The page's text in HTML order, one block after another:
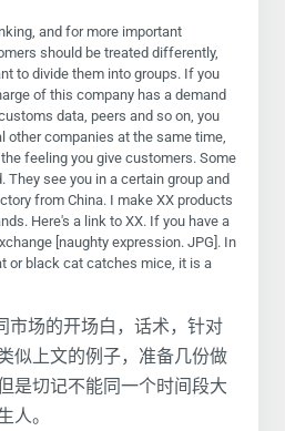
and for more important
should be treated differently,
to divide them into groups. If you
of this company has a demand
data, peers and so on, you
other companies at the same time,
feeling you give customers. Some
They see you in a certain group and
from China. I make XX products
Here's a link to XX. If you have a
[naughty expression. JPG]. In
or black cat catches mice, it is a
市场的开场白，话术，针对
似上文的例子，准备几份做
是切记不能同一个时间段大
人。